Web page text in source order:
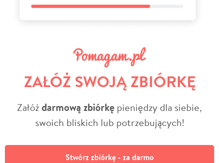
ZAŁÓŻ SWOJĄ ZBIÓRKĘ
Załóżdarmową zbiórkę pieniędzy dla siebie,
swoich bliskich lub potrzebujących!
Stwórz zbiórkę - za darmo